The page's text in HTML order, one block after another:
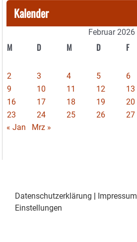
Kalender
Februar 2026
M D M D F
2
3 4 5 6
9
10 11 12 13
16
17 18 19 20
23
24 25 26 27
« Jan
Mrz »
Datenschutzerklärung | Impressum
Einstellungen